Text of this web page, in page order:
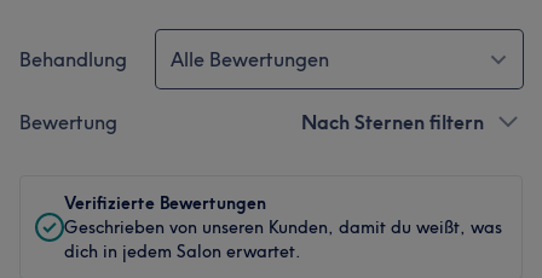
Behandlung Alle Bewertungen
Bewertung Nach Sternen filtern
Verifizierte Bewertungen
Geschrieben von unseren Kunden, damit du weißt, was
dich in jedem Salon erwartet.